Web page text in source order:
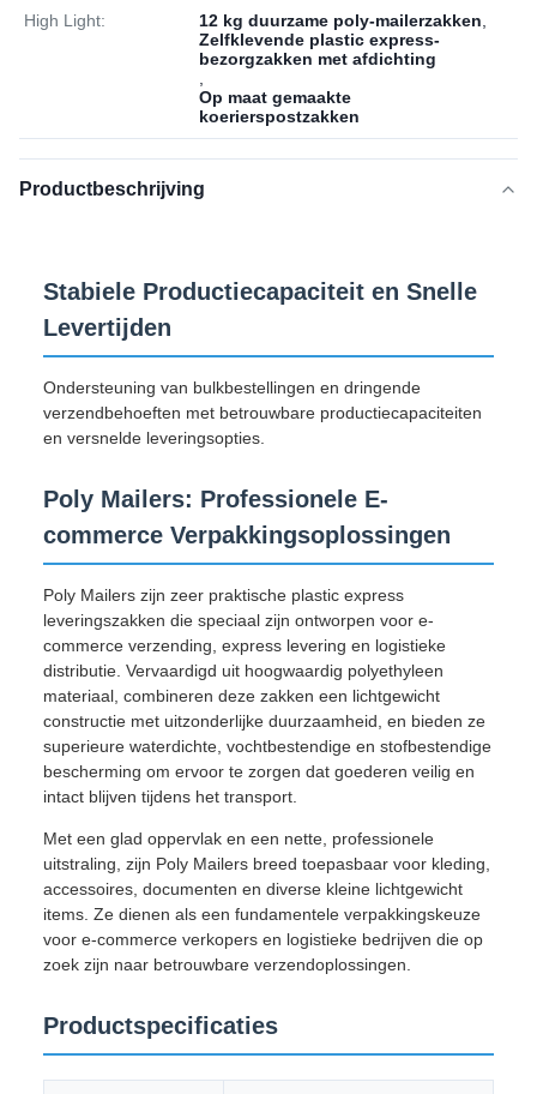
High Light: 12 kg duurzame poly-mailerzakken
Zelfklevende plastic express-
bezorgzakken met afdichting
Op maat gemaakte
koerierspostzakken
Productbeschrijving
Stabiele Productiecapaciteit en Snelle
Levertijden
Ondersteuning van bulkbestellingen en dringende
verzendbehoeften met betrouwbare productiecapaciteiten
en versnelde leveringsopties.
Poly Mailers: Professionele E-
commerce Verpakkingsoplossingen
Poly Mailers zijn zeer praktische plastic express
leveringszakken die speciaal zijn ontworpen voor e-
commerce verzending, express levering en logistieke
distributie. Vervaardigd uit hoogwaardig polyethyleen
materiaal, combineren deze zakken een lichtgewicht
constructie met uitzonderlijke duurzaamheid, en bieden ze
superieure waterdichte, vochtbestendige en stofbestendige
bescherming om ervoor te zorgen dat goederen veilig en
intact blijven tijdens het transport.
Met een glad oppervlak en een nette, professionele
uitstraling, zijn Poly Mailers breed toepasbaar voor kleding,
accessoires, documenten en diverse kleine lichtgewicht
items. Ze dienen als een fundamentele verpakkingskeuze
voor e-commerce verkopers en logistieke bedrijven die op
zoek zijn naar betrouwbare verzendoplossingen.
Productspecificaties